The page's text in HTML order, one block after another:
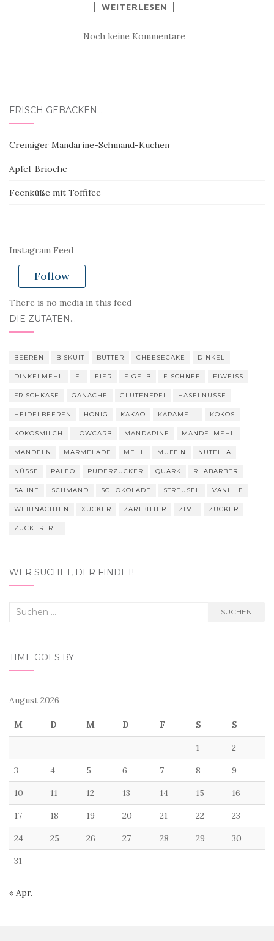
WEITERLESEN
Noch keine Kommentare
FRISCH GEBACKEN…
Cremiger Mandarine-Schmand-Kuchen
Apfel-Brioche
Feenküße mit Toffifee
Instagram Feed
Follow
There is no media in this feed
DIE ZUTATEN…
BEEREN BISKUIT BUTTER CHEESECAKE DINKEL
DINKELMEHL EI EIER EIGELB EISCHNEE EIWEISS
FRISCHKÄSE GANACHE GLUTENFREI HASELNÜSSE
HEIDELBEEREN HONIG KAKAO KARAMELL KOKOS
KOKOSMILCH LOWCARB MANDARINE MANDELMEHL
MANDELN MARMELADE MEHL MUFFIN NUTELLA
NÜSSE PALEO PUDERZUCKER QUARK RHABARBER
SAHNE SCHMAND SCHOKOLADE STREUSEL VANILLE
WEIHNACHTEN XUCKER ZARTBITTER ZIMT ZUCKER
ZUCKERFREI
WER SUCHET, DER FINDET!
Suchen
SUCHEN
TIME GOES BY
August 2026
M D M D F S S
1 2
3 4 5 6 7 8 9
10 11 12 13 14 15 16
17 18 19 20 21 22 23
24 25 26 27 28 29 30
31
« Apr.